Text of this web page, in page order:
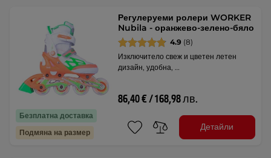
Безплатна доставка
Подмяна на размер
Регулеруеми ролери WORKER
Nubila - оранжево-зелено-бяло
4.9 (8)
Изключитело свеж и цветен летен
дизайн, удобна, …
86,40 € / 168,98 лв.
Детайли